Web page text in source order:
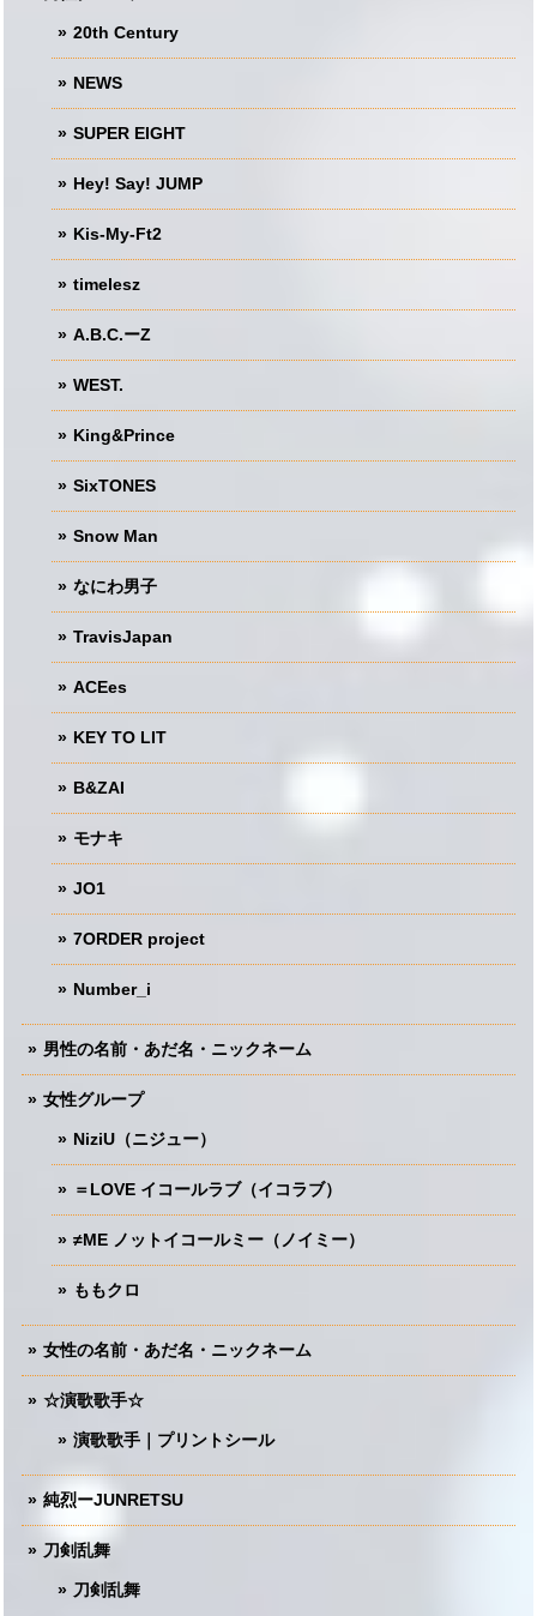
20th Century
NEWS
SUPER EIGHT
Hey! Say! JUMP
Kis-My-Ft2
timelesz
A.B.C.ーZ
WEST.
King&Prince
SixTONES
Snow Man
なにわ男子
TravisJapan
ACEes
KEY TO LIT
B&ZAI
モナキ
JO1
7ORDER project
Number_i
男性の名前・あだ名・ニックネーム
女性グループ
NiziU（ニジュー）
＝LOVE イコールラブ（イコラブ）
≠ME ノットイコールミー（ノイミー）
ももクロ
女性の名前・あだ名・ニックネーム
☆演歌歌手☆
演歌歌手｜プリントシール
純烈ーJUNRETSU
刀剣乱舞
刀剣乱舞